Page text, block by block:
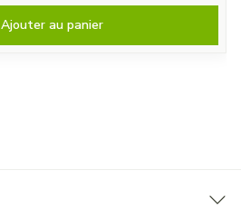
Ajouter au panier